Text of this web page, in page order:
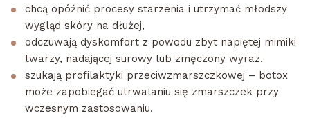
chcą opóźnić procesy starzenia i utrzymać młodszy
wygląd skóry na dłużej,
odczuwają dyskomfort z powodu zbyt napiętej mimiki
twarzy, nadającej surowy lub zmęczony wyraz,
szukają profilaktyki przeciwzmarszczkowej – botox
może zapobiegać utrwalaniu się zmarszczek przy
wczesnym zastosowaniu.